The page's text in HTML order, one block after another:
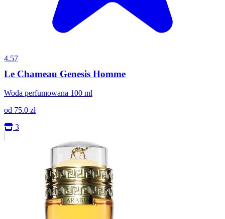
4.57
Le Chameau Genesis Homme
Woda perfumowana 100 ml
od 75.0 zł
3